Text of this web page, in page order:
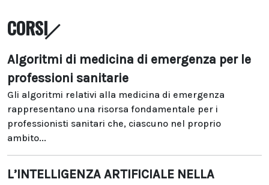
CORSI
Algoritmi di medicina di emergenza per le
professioni sanitarie
Gli algoritmi relativi alla medicina di emergenza
rappresentano una risorsa fondamentale per i
professionisti sanitari che, ciascuno nel proprio
ambito...
L’INTELLIGENZA ARTIFICIALE NELLA